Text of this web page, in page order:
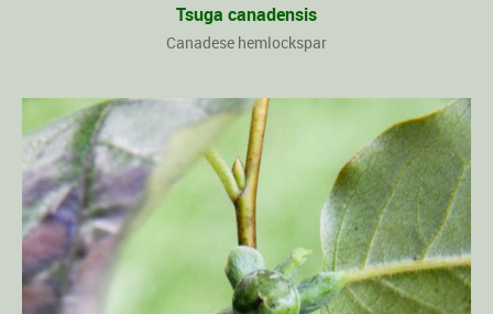
Tsuga canadensis
Canadese hemlockspar